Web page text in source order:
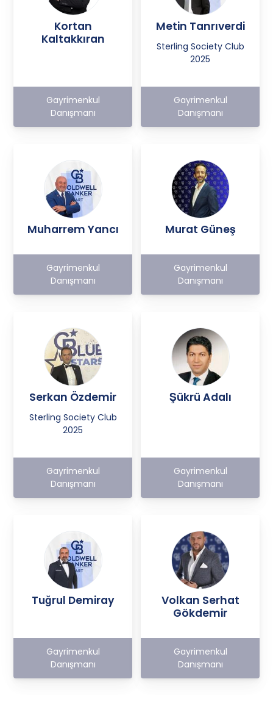
Kortan
Kaltakkıran
Gayrimenkul
Danışmanı
Metin Tanrıverdi
Sterling Society Club
2025
Gayrimenkul
Danışmanı
Muharrem Yancı
Gayrimenkul
Danışmanı
Murat Güneş
Gayrimenkul
Danışmanı
Serkan Özdemir
Sterling Society Club
2025
Gayrimenkul
Danışmanı
Şükrü Adalı
Gayrimenkul
Danışmanı
Tuğrul Demiray
Gayrimenkul
Danışmanı
Volkan Serhat
Gökdemir
Gayrimenkul
Danışmanı